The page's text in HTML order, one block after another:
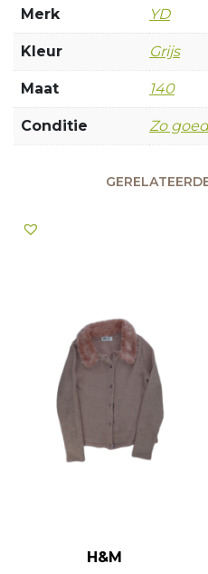
Merk YD
Kleur Grijs
Maat 140
Conditie Zo
H&M